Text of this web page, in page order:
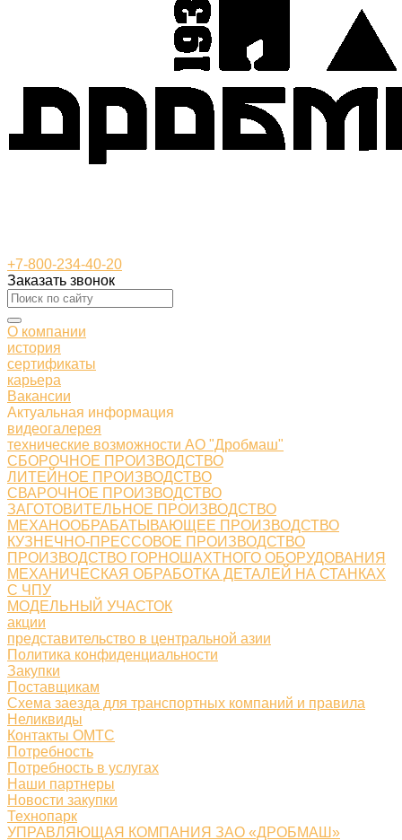
+7-800-234-40-20
Заказать звонок
О компании
история
сертификаты
карьера
Вакансии
Актуальная информация
видеогалерея
технические возможности АО "Дробмаш"
СБОРОЧНОЕ ПРОИЗВОДСТВО
ЛИТЕЙНОЕ ПРОИЗВОДСТВО
СВАРОЧНОЕ ПРОИЗВОДСТВО
ЗАГОТОВИТЕЛЬНОЕ ПРОИЗВОДСТВО
МЕХАНООБРАБАТЫВАЮЩЕЕ ПРОИЗВОДСТВО
КУЗНЕЧНО-ПРЕССОВОЕ ПРОИЗВОДСТВО
ПРОИЗВОДСТВО ГОРНОШАХТНОГО ОБОРУДОВАНИЯ
МЕХАНИЧЕСКАЯ ОБРАБОТКА ДЕТАЛЕЙ НА СТАНКАХ
С ЧПУ
МОДЕЛЬНЫЙ УЧАСТОК
акции
представительство в центральной азии
Политика конфиденциальности
Закупки
Поставщикам
Схема заезда для транспортных компаний и правила
Неликвиды
Контакты ОМТС
Потребность
Потребность в услугах
Наши партнеры
Новости закупки
Технопарк
УПРАВЛЯЮЩАЯ КОМПАНИЯ ЗАО «ДРОБМАШ»